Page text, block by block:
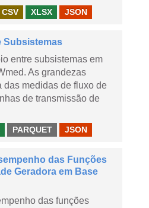
CSV XLSX JSON
Subsistemas
entre subsistemas em
As grandezas
das medidas de fluxo de
de transmissão de
PARQUET JSON
das Funções
Geradora em Base
das funções